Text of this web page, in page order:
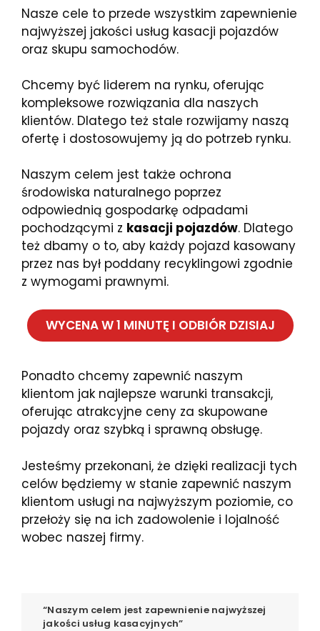
Nasze cele to przede wszystkim zapewnienie
najwyższej jakości usług kasacji pojazdów
oraz skupu samochodów.
Chcemy być liderem na rynku, oferując
kompleksowe rozwiązania dla naszych
klientów. Dlatego też stale rozwijamy naszą
ofertę i dostosowujemy ją do potrzeb rynku.
Naszym celem jest także ochrona
środowiska naturalnego poprzez
odpowiednią gospodarkę odpadami
pochodzącymi z kasacji pojazdów. Dlatego
też dbamy o to, aby każdy pojazd kasowany
przez nas był poddany recyklingowi zgodnie
z wymogami prawnymi.
WYCENA W 1 MINUTĘ I ODBIÓR DZISIAJ
Ponadto chcemy zapewnić naszym
klientom jak najlepsze warunki transakcji,
oferując atrakcyjne ceny za skupowane
pojazdy oraz szybką i sprawną obsługę.
Jesteśmy przekonani, że dzięki realizacji tych
celów będziemy w stanie zapewnić naszym
klientom usługi na najwyższym poziomie, co
przełoży się na ich zadowolenie i lojalność
wobec naszej firmy.
“Naszym celem jest zapewnienie najwyższej
jakości usług kasacyjnych”